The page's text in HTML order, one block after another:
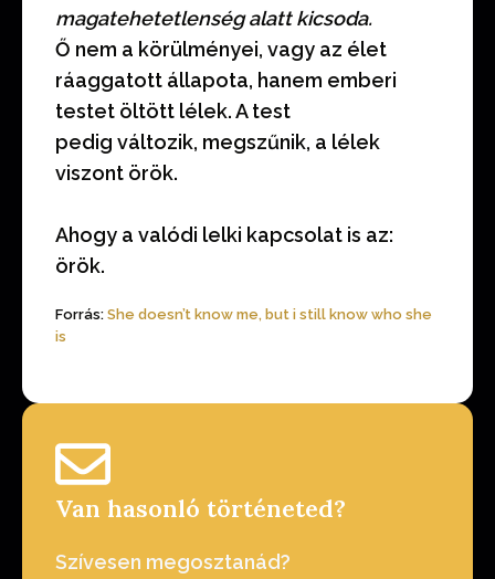
magatehetetlenség alatt kicsoda.
Ő nem a körülményei, vagy az élet
ráaggatott állapota, hanem emberi
testet öltött lélek. A test
pedig változik, megszűnik, a lélek
viszont örök.
Ahogy a valódi lelki kapcsolat is az:
örök.
Forrás: She doesn’t know me, but i still know who she
is
Van hasonló történeted?
Szívesen megosztanád?